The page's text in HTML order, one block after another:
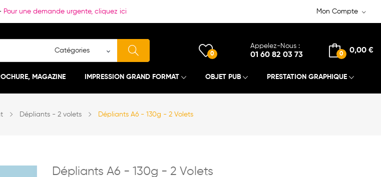
Mon Compte
Pour une demande urgente, cliquez ici
0 0,00 €
Appelez-Nous :
01 60 82 03 73
0
MAGAZINE IMPRESSION GRAND FORMAT OBJET PUB PRESTATION GRAPHIQUE
Dépliants - 2 volets Dépliants A6 - 130g - 2 Volets
Dépliants A6 - 130g - 2 Volets